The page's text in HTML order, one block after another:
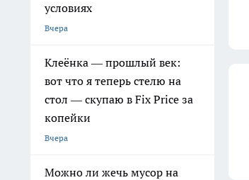
условиях
Вчера
Клеёнка — прошлый век:
вот что я теперь стелю на
стол — скупаю в Fix Price за
копейки
Вчера
Можно ли жечь мусор на